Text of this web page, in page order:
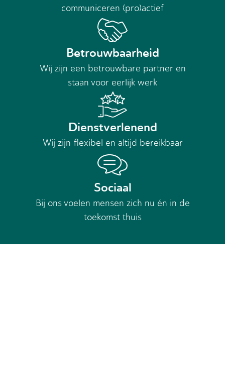
communiceren (pro)actief
Betrouwbaarheid
Wij zijn een betrouwbare partner en
staan voor eerlijk werk
Dienstverlenend
Wij zijn flexibel en altijd bereikbaar
Sociaal
Bij ons voelen mensen zich nu én in de
toekomst thuis